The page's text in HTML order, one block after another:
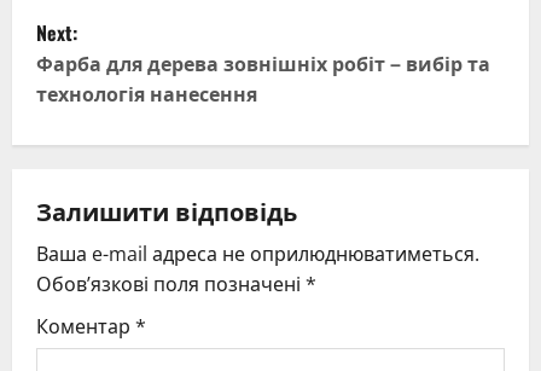
t
n
a
v
i
g
a
Next:
Фарба для дерева зовнішніх робіт – вибір та
технологія нанесення
Залишити відповідь
Ваша e-mail адреса не оприлюднюватиметься.
Обов’язкові поля позначені *
Коментар *